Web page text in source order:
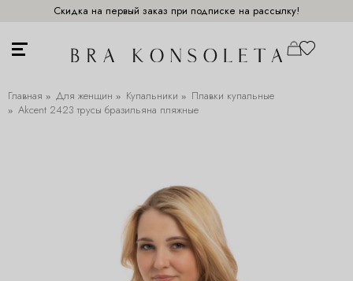
Скидка на первый заказ при подписке на рассылку!
Главная Для женщин Купальники
Плавки купальные
Akcent 2423 трусы бразильяна пляжные